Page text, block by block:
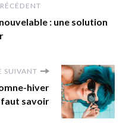
: une solution
SUIVANT
hiver
faut savoir